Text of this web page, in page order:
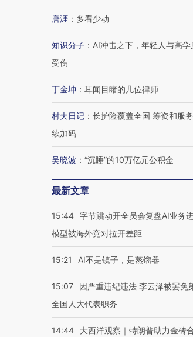
唐涯 ： 多看少动
知识分子 ： AI冲击之下，年轻人与高学
受伤
丁金坤 ： 耳闻目睹的几位律师
村夫日记 ： 长护险覆盖全国 筹资和服
续加码
吴晓波 ： “沉睡”的10万亿元公积金
最新文章
15:44 字节跳动开全员会复盘AI业务
模型被海外竞对拉开差距
15:21 AI不是镜子，是蒸馏器
15:07
因严重违纪违法 李云泽被罢免
全国人大代表职务
14:44 大西洋观察｜特朗普助力金砖